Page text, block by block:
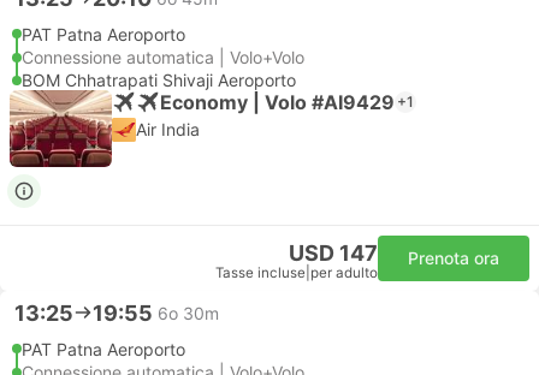
PAT Patna Aeroporto
Connessione automatica | Volo+Volo
BOM Chhatrapati Shivaji Aeroporto
Economy | Volo #AI9429 +1
Air India
USD 147
Tasse incluse per adulto
Prenota ora
13:25 19:55 6o 30m
PAT Patna Aeroporto